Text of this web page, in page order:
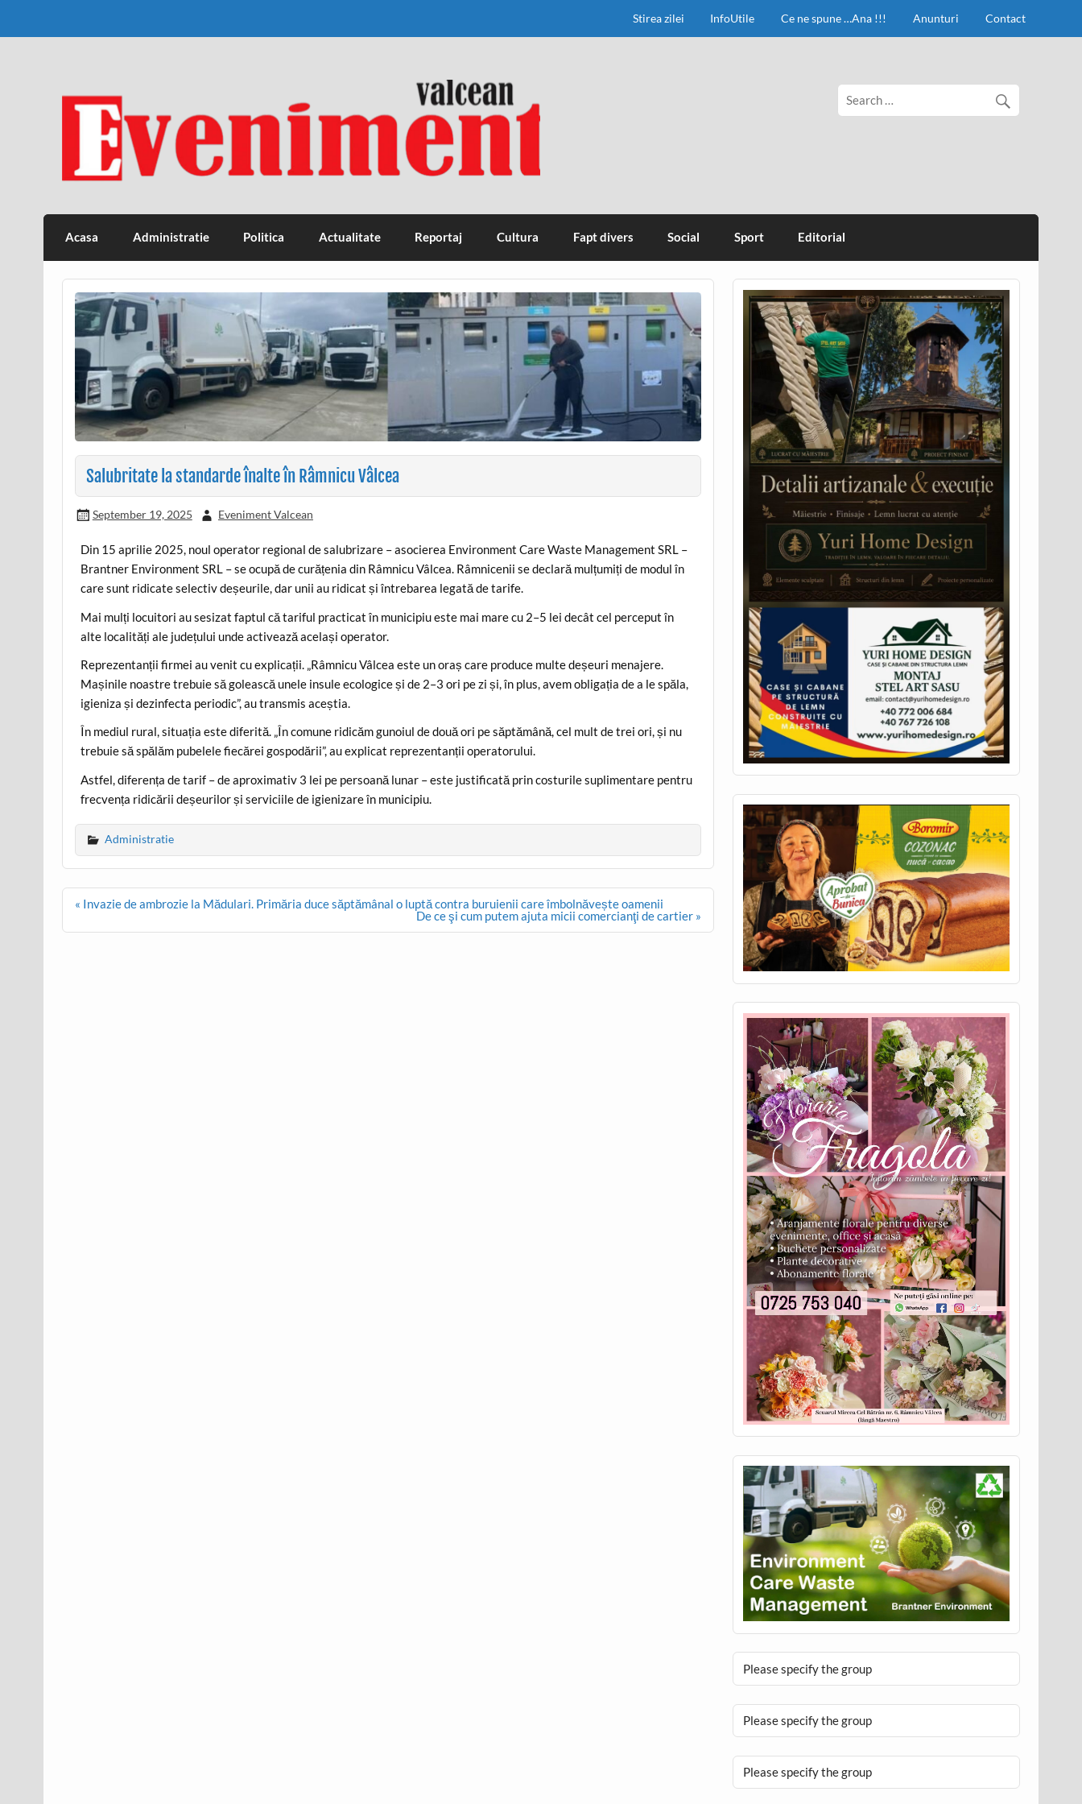
Stirea zilei InfoUtile Ce ne spune …Ana !!! Anunturi Contact
Eveniment Valcean
Acasa Administratie Politica Actualitate Reportaj Cultura Fapt divers Social Sport Editorial
Salubritate la standarde înalte în Râmnicu Vâlcea
September 19, 2025 Eveniment Valcean
Din 15 aprilie 2025, noul operator regional de salubrizare – asocierea Environment Care Waste Management SRL –
Brantner Environment SRL – se ocupă de curățenia din Râmnicu Vâlcea. Râmnicenii se declară mulțumiți de modul în
care sunt ridicate selectiv deșeurile, dar unii au ridicat și întrebarea legată de tarife.
Mai mulți locuitori au sesizat faptul că tariful practicat în municipiu este mai mare cu 2–5 lei decât cel perceput în
alte localități ale județului unde activează același operator.
Reprezentanții firmei au venit cu explicații. „Râmnicu Vâlcea este un oraș care produce multe deșeuri menajere.
Mașinile noastre trebuie să golească unele insule ecologice și de 2–3 ori pe zi și, în plus, avem obligația de a le spăla,
igieniza și dezinfecta periodic”, au transmis aceștia.
În mediul rural, situația este diferită. „În comune ridicăm gunoiul de două ori pe săptămână, cel mult de trei ori, și nu
trebuie să spălăm pubelele fiecărei gospodării”, au explicat reprezentanții operatorului.
Astfel, diferența de tarif – de aproximativ 3 lei pe persoană lunar – este justificată prin costurile suplimentare pentru
frecvența ridicării deșeurilor și serviciile de igienizare în municipiu.
Administratie
Post
« Invazie de ambrozie la Mădulari. Primăria duce săptămânal o luptă contra buruienii care îmbolnăvește oamenii
De ce şi cum putem ajuta micii comercianţi de cartier »
Please specify the group
Please specify the group
Please specify the group